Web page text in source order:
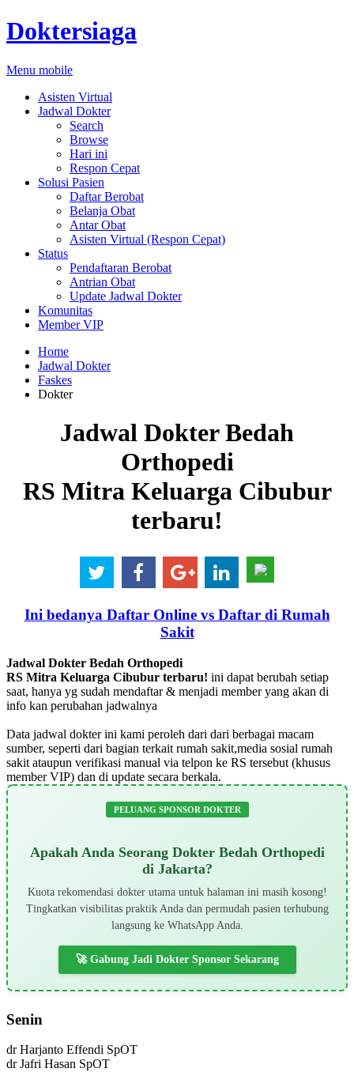
Doktersiaga
Menu mobile
Asisten Virtual
Jadwal Dokter
Search
Browse
Hari ini
Respon Cepat
Solusi Pasien
Daftar Berobat
Belanja Obat
Antar Obat
Asisten Virtual (Respon Cepat)
Status
Pendaftaran Berobat
Antrian Obat
Update Jadwal Dokter
Komunitas
Member VIP
Home
Jadwal Dokter
Faskes
Dokter
Jadwal Dokter Bedah
Orthopedi
RS Mitra Keluarga Cibubur
terbaru!
Ini bedanya Daftar Online vs Daftar di Rumah
Sakit
Jadwal Dokter Bedah Orthopedi
RS Mitra Keluarga Cibubur terbaru! ini dapat berubah setiap
saat, hanya yg sudah mendaftar & menjadi member yang akan di
info kan perubahan jadwalnya
Data jadwal dokter ini kami peroleh dari dari berbagai macam
sumber, seperti dari bagian terkait rumah sakit,media sosial rumah
sakit ataupun verifikasi manual via telpon ke RS tersebut (khusus
member VIP) dan di update secara berkala.
PELUANG SPONSOR DOKTER
Apakah Anda Seorang Dokter Bedah Orthopedi
di Jakarta?
Kuota rekomendasi dokter utama untuk halaman ini masih kosong!
Tingkatkan visibilitas praktik Anda dan permudah pasien terhubung
langsung ke WhatsApp Anda.
🚀 Gabung Jadi Dokter Sponsor Sekarang
Senin
dr Harjanto Effendi SpOT
dr Jafri Hasan SpOT